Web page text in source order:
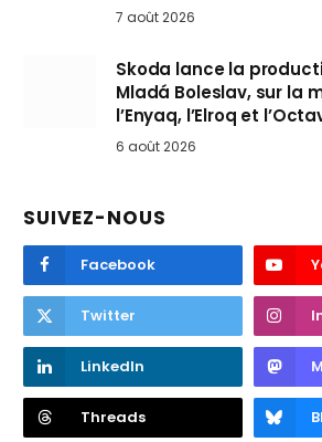
7 août 2026
Skoda lance la
Mladá Boleslav, sur la
l’Enyaq, l’Elroq et
6 août 2026
SUIVEZ-NOUS
Facebook
Twitter
LinkedIn
Threads